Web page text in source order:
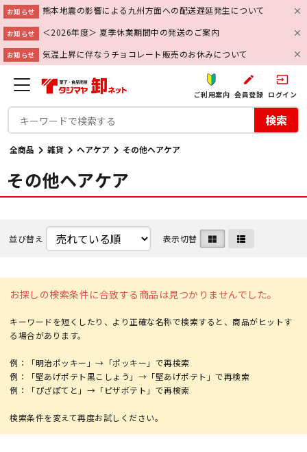
お知らせ 熊本地震の影響による九州方面への配送遅延発生について
お知らせ ＜2026年度＞ 夏季休業期間中の発送のご案内
お知らせ 気温上昇に伴なうチョコレート販売のお休みについて
ご利用案内
create
会員登録
input
ログイン
検索
全商品 雑貨 ヘアケア その他ヘアケア
その他ヘアケア
並び替え 表示切替
お探しの検索条件に合致する商品は見つかりませんでした。
キーワードを短くしたり、より正確な名称で検索すると、商品がヒットす
る場合があります。
例：「明治ポッキー」→「ポッキー」で再検索
例：「堅あげポテト黒こしょう」→「堅あげポテト」で再検索
例：「ぴざぽてと」→「ピザポテト」で再検索